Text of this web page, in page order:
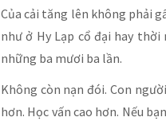
Của cải tăng lên không phải
như ở Hy Lạp cổ đại hay thời
những ba mươi ba lần.
Không còn nạn đói. Con
hơn. Học vấn cao hơn. Nếu